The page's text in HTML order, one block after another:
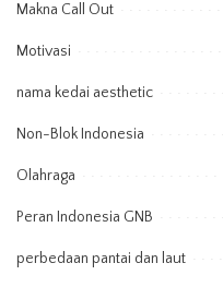
Makna Call Out
Motivasi
nama kedai aesthetic
Non-Blok Indonesia
Olahraga
Peran Indonesia GNB
perbedaan pantai dan laut